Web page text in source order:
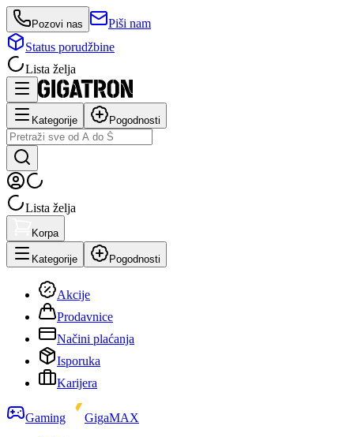
Pozovi nas
Piši nam
Status porudžbine
Lista želja
Kategorije Pogodnosti
Lista želja
Korpa
Kategorije Pogodnosti
Akcije
Prodavnice
Načini plaćanja
Isporuka
Karijera
Gaming
GigaMAX